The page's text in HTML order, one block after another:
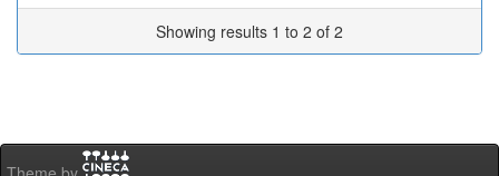
Showing results 1 to 2 of 2